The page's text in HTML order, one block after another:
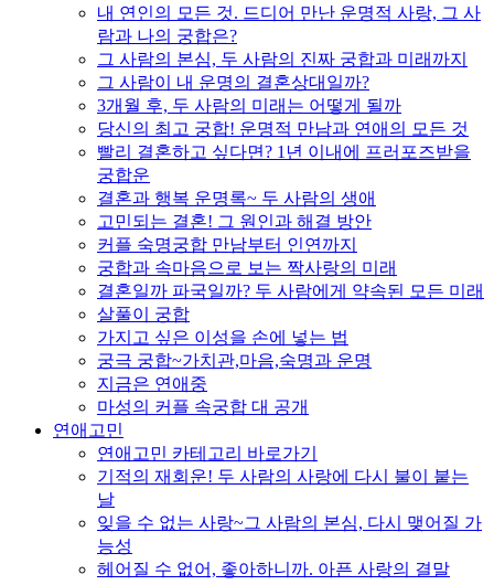
내 연인의 모든 것. 드디어 만난 운명적 사랑, 그 사
람과 나의 궁합은?
그 사람의 본심, 두 사람의 진짜 궁합과 미래까지
그 사람이 내 운명의 결혼상대일까?
3개월 후, 두 사람의 미래는 어떻게 될까
당신의 최고 궁합! 운명적 만남과 연애의 모든 것
빨리 결혼하고 싶다면? 1년 이내에 프러포즈받을
궁합운
결혼과 행복 운명록~ 두 사람의 생애
고민되는 결혼! 그 원인과 해결 방안
커플 숙명궁합 만남부터 인연까지
궁합과 속마음으로 보는 짝사랑의 미래
결혼일까 파국일까? 두 사람에게 약속된 모든 미래
살풀이 궁합
가지고 싶은 이성을 손에 넣는 법
궁극 궁합~가치관,마음,숙명과 운명
지금은 연애중
마성의 커플 속궁합 대 공개
연애고민
연애고민 카테고리 바로가기
기적의 재회운! 두 사람의 사랑에 다시 불이 붙는
날
잊을 수 없는 사랑~그 사람의 본심, 다시 맺어질 가
능성
헤어질 수 없어, 좋아하니까. 아픈 사랑의 결말